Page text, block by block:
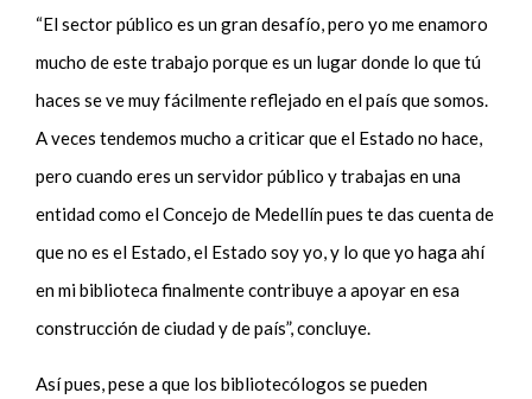
“El sector público es un gran desafío, pero yo me enamoro
mucho de este trabajo porque es un lugar donde lo que tú
haces se ve muy fácilmente reflejado en el país que somos.
A veces tendemos mucho a criticar que el Estado no hace,
pero cuando eres un servidor público y trabajas en una
entidad como el Concejo de Medellín pues te das cuenta de
que no es el Estado, el Estado soy yo, y lo que yo haga ahí
en mi biblioteca finalmente contribuye a apoyar en esa
construcción de ciudad y de país”, concluye.
Así pues, pese a que los bibliotecólogos se pueden